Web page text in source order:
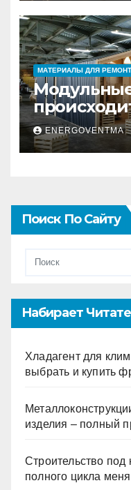
МАТЕРИАЛЫ ДЛЯ
и почему
ENERGOVENTMA
Поиск По Сайту
Набирает
Хладагент для
выбрать и купить
изделия – полный
Строительство
полного цикла